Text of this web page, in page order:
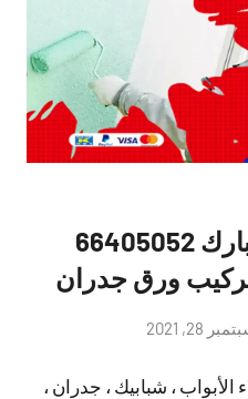
صباغ هندي عبدالله مبارك 66405052
ورق جدران
28, 2021
تعليقات
، شبابيك ، جدران ،